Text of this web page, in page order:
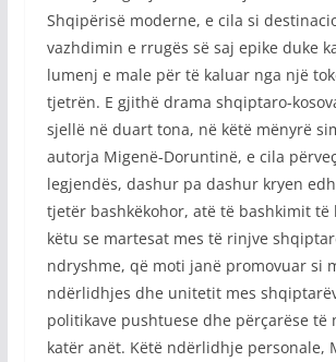
Shqipërisë moderne, e cila si
vazhdimin e rrugës së saj epike duke
lumenj e male për të kaluar nga një
tjetrën. E gjithë drama shqiptaro-
sjellë në duart tona, në këtë mënyrë
autorja Migenë-Doruntinë, e cila
legjendës, dashur pa dashur kryen
tjetër bashkëkohor, atë të bashkimit të
këtu se martesat mes të rinjve
ndryshme, që moti janë promovuar si
ndërlidhjes dhe unitetit mes
politikave pushtuese dhe përçarëse të
katër anët. Këtë ndërlidhje personale,